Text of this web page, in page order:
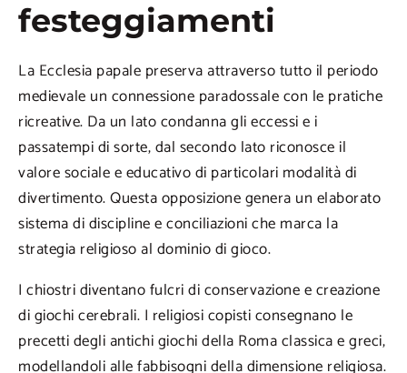
festeggiamenti
La Ecclesia papale preserva attraverso tutto il periodo
medievale un connessione paradossale con le pratiche
ricreative. Da un lato condanna gli eccessi e i
passatempi di sorte, dal secondo lato riconosce il
valore sociale e educativo di particolari modalità di
divertimento. Questa opposizione genera un elaborato
sistema di discipline e conciliazioni che marca la
strategia religioso al dominio di gioco.
I chiostri diventano fulcri di conservazione e creazione
di giochi cerebrali. I religiosi copisti consegnano le
precetti degli antichi giochi della Roma classica e greci,
modellandoli alle fabbisogni della dimensione religiosa.